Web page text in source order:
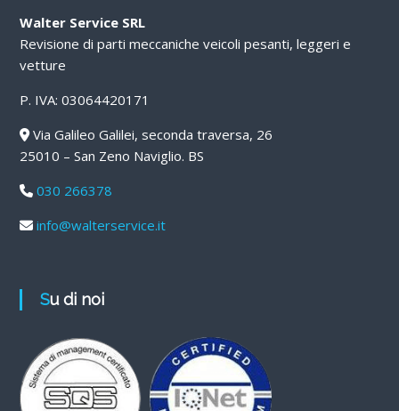
Walter Service SRL
Revisione di parti meccaniche veicoli pesanti, leggeri e
vetture
P. IVA: 03064420171
Via Galileo Galilei, seconda traversa, 26
25010 – San Zeno Naviglio. BS
030 266378
info@walterservice.it
Su di noi